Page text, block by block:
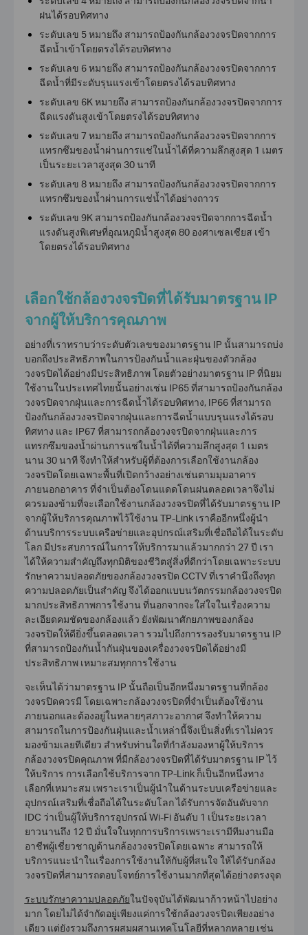
ฝนได้รอบทิศทาง
ระดับเลข 5 หมายถึง สามารถป้องกันกล้องวงจรปิดจากการ
ฉีดน้ำเข้าโดยตรงได้รอบทิศทาง
ระดับเลข 6 หมายถึง สามารถป้องกันกล้องวงจรปิดจากการ
ฉีดน้ำที่มีระดับรุนแรงเข้าโดยตรงได้รอบทิศทาง
ระดับเลข 6K หมายถึง สามารถป้องกันกล้องวงจรปิดจากการ
ฉีดแรงดันสูงเข้าโดยตรงได้รอบทิศทาง
ระดับเลข 7 หมายถึง สามารถป้องกันกล้องวงจรปิดจากการ
แทรกซึมของน้ำผ่านการแช่ในน้ำได้ที่ความลึกสูงสุด 1 เมตร
เป็นระยะเวลาสูงสุด 30 นาที
ระดับเลข 8 หมายถึง สามารถป้องกันกล้องวงจรปิดจากการ
แทรกซึมของน้ำผ่านการแช่น้ำได้อย่างถาวร
ระดับเลข 9K สามารถป้องกันกล้องวงจรปิดจากการฉีดน้ำ
แรงดันสูงพิเศษที่อุณหภูมิน้ำสูงสุด 80 องศาเซลเซียส เข้า
โดยตรงได้รอบทิศทาง
เลือกใช้กล้องวงจรปิดที่ได้รับมาตรฐาน IP
จากผู้ให้บริการคุณภาพ
อย่างที่เราทราบว่าระดับตัวเลขของมาตรฐาน IP นั้นสามารถบ่ง
บอกถึงประสิทธิภาพในการป้องกันน้ำและฝุ่นของตัวกล้อง
วงจรปิดได้อย่างมีประสิทธิภาพ โดยตัวอย่างมาตรฐาน IP ที่นิยม
ใช้งานในประเทศไทยนั้นอย่างเช่น IP65 ที่สามารถป้องกันกล้อง
วงจรปิดจากฝุ่นและการฉีดน้ำได้รอบทิศทาง, IP66 ที่สามารถ
ป้องกันกล้องวงจรปิดจากฝุ่นและการฉีดน้ำแบบรุนแรงได้รอบ
ทิศทาง และ IP67 ที่สามารถกล้องวงจรปิดจากฝุ่นและการ
แทรกซึมของน้ำผ่านการแช่ในน้ำได้ที่ความลึกสูงสุด 1 เมตร
นาน 30 นาที จึงทำให้สำหรับผู้ที่ต้องการเลือกใช้งานกล้อง
วงจรปิดโดยเฉพาะพื้นที่เปิดกว้างอย่างเช่นตามมุมอาคาร
ภายนอกอาคาร ที่จำเป็นต้องโดนแดดโดนฝนตลอดเวลาจึงไม่
ควรมองข้ามที่จะเลือกใช้งานกล้องวงจรปิดที่ได้รับมาตรฐาน IP
จากผู้ให้บริการคุณภาพไว้ใช้งาน TP-Link เราคืออีกหนึ่งผู้นำ
ด้านบริการระบบเครือข่ายและอุปกรณ์เสริมที่เชื่อถือได้ในระดับ
โลก มีประสบการณ์ในการให้บริการมาแล้วมากกว่า 27 ปี เรา
ได้ให้ความสำคัญถึงทุกมิติของชีวิตสู่สิ่งที่ดีกว่าโดยเฉพาะระบบ
รักษาความปลอดภัยของกล้องวงจรปิด CCTVที่เราคำนึงถึงทุก
ความปลอดภัยเป็นสำคัญ จึงได้ออกแบบนวัตกรรมกล้องวงจรปิด
มากประสิทธิภาพการใช้งาน ที่นอกจากจะใส่ใจในเรื่องความ
ละเอียดคมชัดของกล้องแล้ว ยังพัฒนาศักยภาพของกล้อง
วงจรปิดให้ดียิ่งขึ้นตลอดเวลา รวมไปถึงการรองรับมาตรฐาน IP
ที่สามารถป้องกันน้ำกันฝุ่นของเครื่องวงจรปิดได้อย่างมี
ประสิทธิภาพ เหมาะสมทุกการใช้งาน
จะเห็นได้ว่ามาตรฐาน IP นั้นถือเป็นอีกหนึ่งมาตรฐานที่กล้อง
วงจรปิดควรมี โดยเฉพาะกล้องวงจรปิดที่จำเป็นต้องใช้งาน
ภายนอกและต้องอยู่ในหลายๆสภาวะอากาศ จึงทำให้ความ
สามารถในการป้องกันฝุ่นและน้ำเหล่านี้จึงเป็นสิ่งที่เราไม่ควร
มองข้ามเลยทีเดียว สำหรับท่านใดที่กำลังมองหาผู้ให้บริการ
กล้องวงจรปิดคุณภาพ ที่มีกล้องวงจรปิดที่ได้รับมาตรฐาน IP ไว้
ให้บริการ การเลือกใช้บริการจาก TP-Link ก็เป็นอีกหนึ่งทาง
เลือกที่เหมาะสม เพราะเราเป็นผู้นำในด้านระบบเครือข่ายและ
อุปกรณ์เสริมที่เชื่อถือได้ในระดับโลก ได้รับการจัดอันดับจาก
IDC ว่าเป็นผู้ให้บริการอุปกรณ์ Wi-Fi อันดับ 1 เป็นระยะเวลา
ยาวนานถึง 12 ปี มั่นใจในทุกการบริการเพราะเรามีทีมงานมือ
อาชีพผู้เชี่ยวชาญด้านกล้องวงจรปิดโดยเฉพาะ สามารถให้
บริการแนะนำในเรื่องการใช้งานให้กับผู้ที่สนใจ ให้ได้รับกล้อง
วงจรปิดที่สามารถตอบโจทย์การใช้งานมากที่สุดได้อย่างตรงจุด
ระบบรักษาความปลอดภัยในปัจจุบันได้พัฒนาก้าวหน้าไปอย่าง
มาก โดยไม่ได้จำกัดอยู่เพียงแค่การใช้กล้องวงจรปิดเพียงอย่าง
เดียว แต่ยังรวมถึงการผสมผสานเทคโนโลยีที่หลากหลาย เช่น